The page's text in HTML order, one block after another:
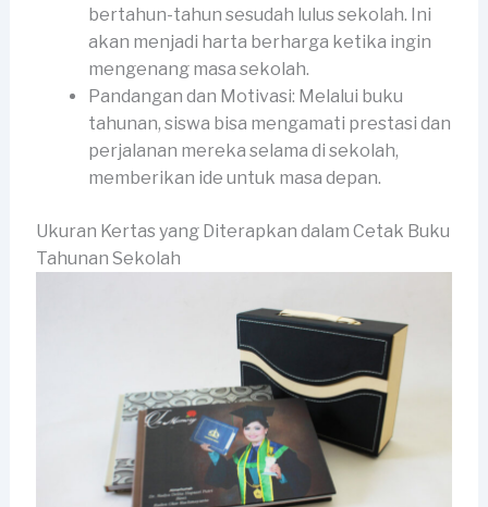
bertahun-tahun sesudah lulus sekolah. Ini
akan menjadi harta berharga ketika ingin
mengenang masa sekolah.
Pandangan dan Motivasi: Melalui buku
tahunan, siswa bisa mengamati prestasi dan
perjalanan mereka selama di sekolah,
memberikan ide untuk masa depan.
Ukuran Kertas yang Diterapkan dalam Cetak Buku
Tahunan Sekolah